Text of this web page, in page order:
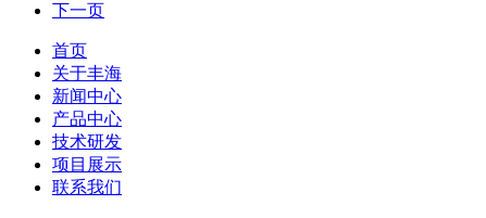
下一页
首页
关于丰海
新闻中心
产品中心
技术研发
项目展示
联系我们